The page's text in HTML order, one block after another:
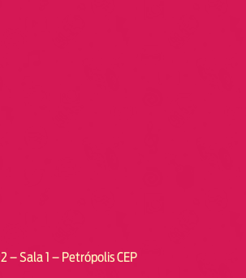
– Sala 1 – Petrópolis CEP